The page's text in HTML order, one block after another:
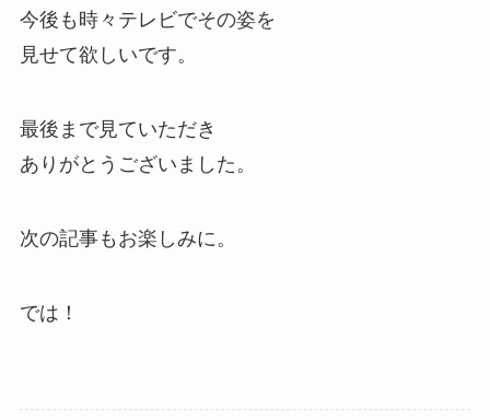
今後も時々テレビでその姿を
見せて欲しいです。
最後まで見ていただき
ありがとうございました。
次の記事もお楽しみに。
では！